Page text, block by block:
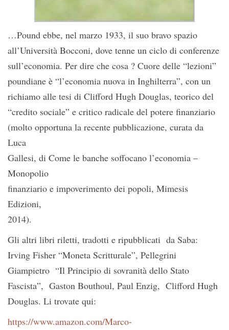
…Pound ebbe, nel marzo 1933, il suo bravo spazio
all’Università Bocconi, dove tenne un ciclo di conferenze
sull’economia. Per dire che cosa ? Cuore delle “lezioni”
poundiane è “l’economia nuova in Inghilterra”, con un
richiamo alle tesi di Clifford Hugh Douglas, teorico del
“credito sociale” e critico radicale del potere finanziario
(molto opportuna la recente pubblicazione, curata da
Luca
Gallesi, di Come le banche soffocano l’economia –
Monopolio
finanziario e impoverimento dei popoli, Mimesis
Edizioni,
2014).
Gli altri libri riletti, tradotti e ripubblicati da Saba:
Irving Fisher “Moneta Scritturale”, Pellegrini
Giampietro “Il Principio di sovranità dello Stato
Fascista”, Gaston Bouthoul, Paul Enzig, Clifford Hugh
Douglas. Li trovate qui:
https://www.amazon.com/Marco-